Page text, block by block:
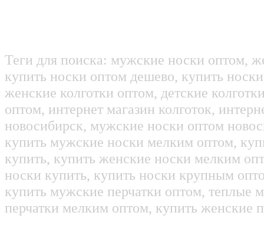
Теги для поиска: мужские носки оптом,
купить носки оптом дешево, купить
женские колготки оптом, детские
оптом, интернет магазин колготок,
новосибирск, мужские носки оптом
купить мужские носки мелким оптом,
купить, купить женские носки мелким
носки купить, купить носки крупным
купить мужские перчатки оптом, теплые
перчатки мелким оптом, купить женские